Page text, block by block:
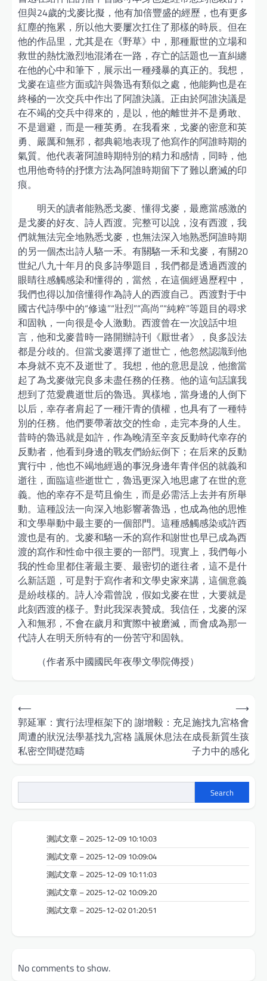
但與24歲的戈麥比擬，他有加倍豐盛的經歷，也有更多
紅塵的拖累，所以他大要屢次扛住了那樣的時辰。但在
他的作品里，尤其是在《野草》中，那種厭世的立場和
救世的熱忱激烈地混淆在一路，存亡的話題也一直糾纏
在他的心中和筆下，展示出一種殘暴的真正的。我想，
戈麥在這些方面或許與魯迅有類似之處，他能夠也是在
終極的一次交兵中作出了阿誰決議。正由於阿誰決議是
在不竭的交兵中得來的，是以，他的離世并不是勇敢、
不是迴避，而是一種英勇。在我看來，戈麥的密意和英
勇、嚴厲和無邪，都典範地表現了他寫作的阿誰時期的
氣質。他代表著阿誰時期特別的精力和感情，同時，他
也用他奇特的抒懷方法為阿誰時期留下了難以磨滅的印
痕。
明天的讀者能熟悉戈麥、懂得戈麥，最應當感激的
是戈麥的好友、詩人西渡。完整可以說，沒有西渡，我
們就無法完全地熟悉戈麥，也無法深入地熟悉阿誰時期
的另一個杰出詩人駱一禾。有關駱一禾和戈麥，有關20
世紀八九十年月的良多詩學題目，我們都是透過西渡的
眼睛往感觸感染和懂得的，當然，在這個經過歷程中，
我們也得以加倍懂得作為詩人的西渡自己。西渡對于中
國古代詩學中的“修遠”“壯烈”“高尚”“純粹”等題目的尋求
和固執，一向很是令人激動。西渡曾在一次說話中坦
言，他和戈麥昔時一路開辦詩刊《厭世者》，良多設法
都是分歧的。但當戈麥選擇了逝世亡，他忽然認識到他
本身就不克不及逝世了。我想，他的意思是說，他擔當
起了為戈麥做完良多未盡任務的任務。他的這句話讓我
想到了范愛農逝世后的魯迅。異樣地，當身邊的人倒下
以后，幸存者肩起了一種汗青的債權，也具有了一種特
別的任務。他們要帶著故交的性命，走完本身的人生。
昔時的魯迅就是如許，作為晚清至辛亥反動時代幸存的
反動者，他看到身邊的戰友們紛紜倒下；在后來的反動
實行中，他也不竭地經過的事況身邊年青伴侶的就義和
逝往，面臨這些逝世亡，魯迅更深入地思慮了在世的意
義。他的幸存不是茍且偷生，而是必需活上去并有所舉
動。這種設法一向深入地影響著魯迅，也成為他的思惟
和文學舉動中最主要的一個部門。這種感觸感染或許西
渡也是有的。戈麥和駱一禾的寫作和謝世也早已成為西
渡的寫作和性命中很主要的一部門。現實上，我們每小
我的性命里都住著最主要、最密切的逝往者，這不是什
么新話題，可是對于寫作者和文學史家來講，這個意義
是紛歧樣的。詩人冷霜曾說，假如戈麥在世，大要就是
此刻西渡的樣子。對此我深表贊成。我信任，戈麥的深
入和無邪，不會在歲月和實際中被磨滅，而會成為那一
代詩人在明天所特有的一份苦守和固執。
（作者系中國國民年夜學文學院傳授）
Post
navigation
⟵
郭延軍：實行法理框架下的
周遭的狀況法學基找九宮格
私密空間礎范疇
謝增毅：充足施找九宮格會
議展休息法在成長新質生孩
子力中的感化
⟶
Search
測試文章 – 2025-12-09 10:10:03
測試文章 – 2025-12-09 10:09:04
測試文章 – 2025-12-09 10:11:03
測試文章 – 2025-12-02 10:09:20
測試文章 – 2025-12-02 01:20:51
No comments to show.